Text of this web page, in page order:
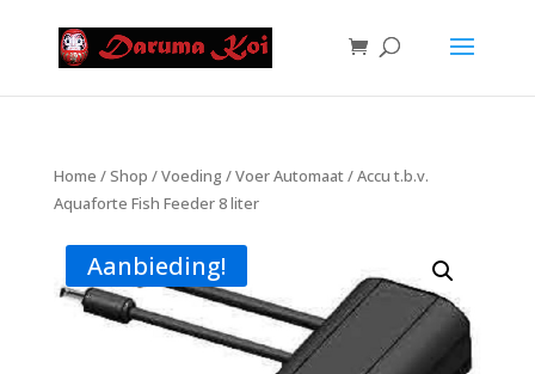
Home /Shop /Voeding /Voer Automaat/ Accu t.b.v.
Aquaforte Fish Feeder 8 liter
Aanbieding!